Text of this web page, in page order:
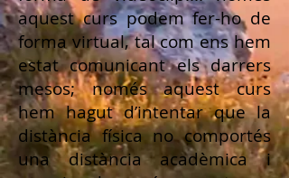
aquest curs podem fer-ho de
forma virtual, tal com ens hem
estat comunicant els darrers
mesos; només aquest curs
hem hagut d’intentar que la
distància física no comportés
una distància acadèmica i